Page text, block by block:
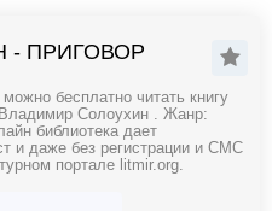
- ПРИГОВОР
бесплатно читать книгу
Солоухин . Жанр:
библиотека дает
и даже без регистрации и СМС
портале litmir.org.